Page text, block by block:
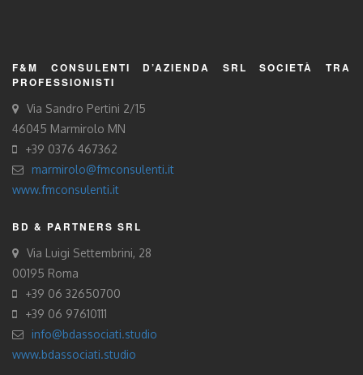
F&M CONSULENTI D’AZIENDA SRL SOCIETÀ TRA
PROFESSIONISTI
Via Sandro Pertini 2/15
46045 Marmirolo MN
+39 0376 467362
marmirolo@fmconsulenti.it
www.fmconsulenti.it
BD & PARTNERS SRL
Via Luigi Settembrini, 28
00195 Roma
+39 06 32650700
+39 06 97610111
info@bdassociati.studio
www.bdassociati.studio